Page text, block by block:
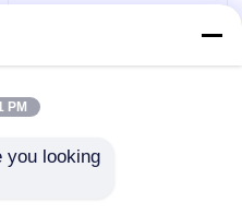
PM
you looking